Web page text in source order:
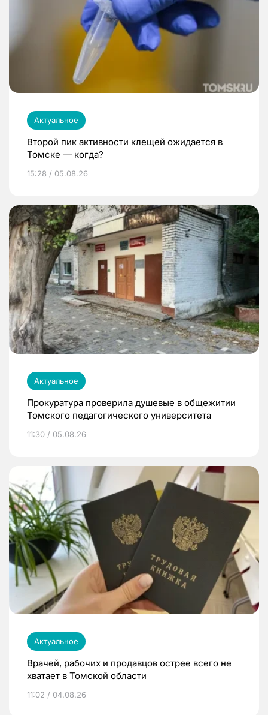
Актуальное
Второй пик активности клещей ожидается в
Томске — когда?
15:28 / 05.08.26
Актуальное
Прокуратура проверила душевые в общежитии
Томского педагогического университета
11:30 / 05.08.26
Актуальное
Врачей, рабочих и продавцов острее всего не
хватает в Томской области
11:02 / 04.08.26